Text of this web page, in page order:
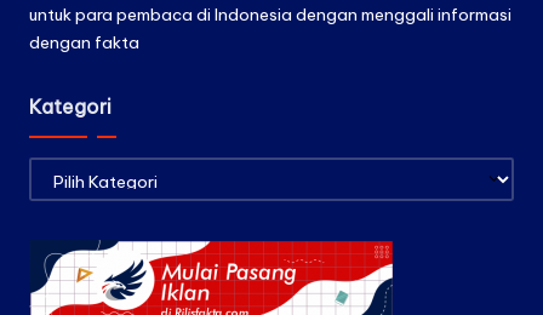
untuk para pembaca di Indonesia dengan menggali informasi
dengan fakta
Kategori